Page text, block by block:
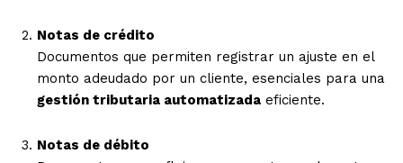
Notas de crédito
Documentos que permiten registrar un ajuste en el
monto adeudado por un cliente, esenciales para una
gestión tributaria automatizada eficiente.
Notas de débito